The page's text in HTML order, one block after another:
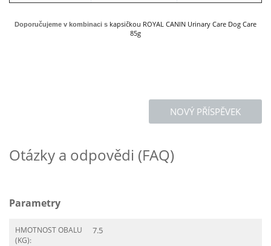
Doporučujeme v kombinaci s kapsičkou ROYAL CANIN Urinary Care Dog Care
85g
NOVÝ PŘÍSPĚVEK
Otázky a odpovědi (FAQ)
Parametry
HMOTNOST OBALU
(KG):
7.5